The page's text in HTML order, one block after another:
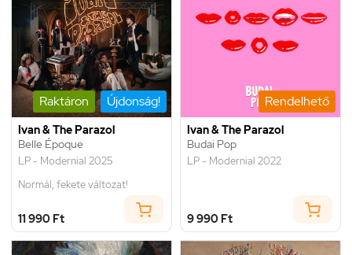
Raktáron Újdonság!
Ivan & The Parazol
Belle Époque
LP - Modernial 2025
Normál, fekete változat!
11 990 Ft
Rendelhető
Ivan & The Parazol
Budai Pop
LP - Modernial 2022
9 990 Ft